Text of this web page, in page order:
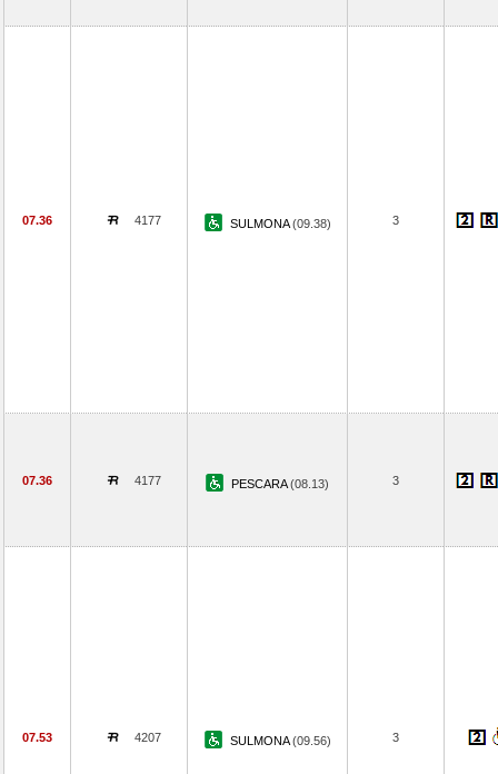
07.36 4177 SULMONA(09.38) 3
07.36 4177 PESCARA(08.13) 3
07.53 4207 SULMONA(09.56) 3